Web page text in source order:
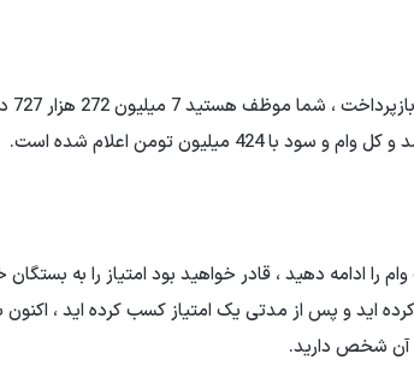
بسته
را ادامه دهید ، قادر خواهید بود امتیاز را به
اید و پس از مدتی یک امتیاز کسب کرده اید ، اکنون
آن شخص دارید.